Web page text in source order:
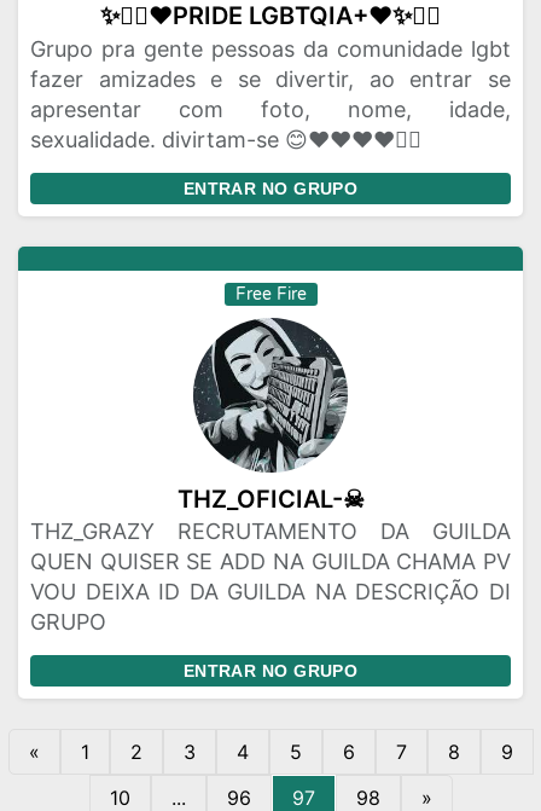
✨🏳️‍🌈❤️PRIDE LGBTQIA+❤️✨🏳️‍🌈
Grupo pra gente pessoas da comunidade lgbt
fazer amizades e se divertir, ao entrar se
apresentar com foto, nome, idade,
sexualidade. divirtam-se 😊❤️❤️❤️❤️🏳️‍🌈
ENTRAR NO GRUPO
Free Fire
THZ_OFICIAL-☠
THZ_GRAZY RECRUTAMENTO DA GUILDA
QUEN QUISER SE ADD NA GUILDA CHAMA PV
VOU DEIXA ID DA GUILDA NA DESCRIÇÃO DI
GRUPO
ENTRAR NO GRUPO
« 1 2 3 4 5 6 7 8
9
10
... 96 97 98 »